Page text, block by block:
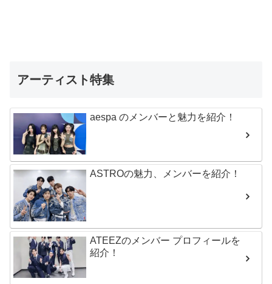
アーティスト特集
aespa のメンバーと魅力を紹介！
ASTROの魅力、メンバーを紹介！
ATEEZのメンバー プロフィールを
紹介！